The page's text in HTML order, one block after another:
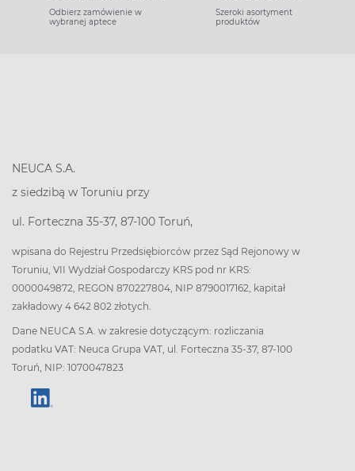
Odbierz zamówienie w
wybranej aptece
Szeroki asortyment
produktów
NEUCA S.A.
z siedzibą w Toruniu przy
ul. Forteczna 35-37, 87-100 Toruń,
wpisana do Rejestru Przedsiębiorców przez Sąd Rejonowy w
Toruniu, VII Wydział Gospodarczy KRS pod nr KRS:
0000049872, REGON 870227804, NIP 8790017162, kapitał
zakładowy 4 642 802 złotych.
Dane NEUCA S.A. w zakresie dotyczącym: rozliczania
podatku VAT: Neuca Grupa VAT, ul. Forteczna 35-37, 87-100
Toruń, NIP: 1070047823